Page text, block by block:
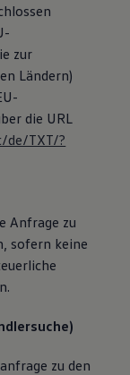
zur
Ländern)
die URL
de/TXT/?
Anfrage zu
sofern keine
zu den